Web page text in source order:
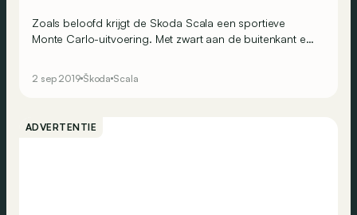
Zoals beloofd krijgt de Skoda Scala een sportieve
Monte Carlo-uitvoering. Met zwart aan de buitenkant en
2 sep 2019 Škoda Scala
ADVERTENTIE